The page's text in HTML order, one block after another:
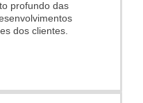
profundo das
dos clientes.